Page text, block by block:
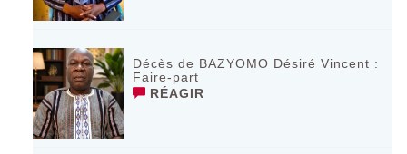
Décès de BAZYOMO Désiré Vincent :
Faire-part
RÉAGIR